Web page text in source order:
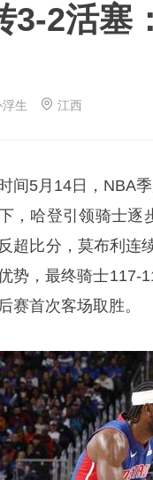
3-2活塞
生 江西
间5月14日，NBA
，哈登引领骑士逐
超比分，莫布利连
势，最终骑士117-
赛首次客场取胜。